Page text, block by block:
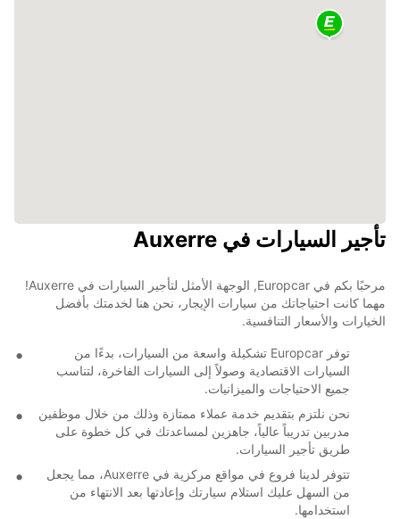
تأجير السيارات في Auxerre
مرحبًا بكم في Europcar, الوجهة الأمثل لتأجير السيارات في Auxerre!
مهما كانت احتياجاتك من سيارات الإيجار، نحن هنا لخدمتك بأفضل
الخيارات والأسعار التنافسية.
توفر Europcar تشكيلة واسعة من السيارات، بدءًا من
السيارات الاقتصادية وصولاً إلى السيارات الفاخرة، لتناسب
جميع الاحتياجات والميزانيات.
نحن نلتزم بتقديم خدمة عملاء ممتازة وذلك من خلال موظفين
مدربين تدريباً عالياً، جاهزين لمساعدتك في كل خطوة على
طريق تأجير السيارات.
تتوفر لدينا فروع في مواقع مركزية في Auxerre، مما يجعل
من السهل عليك استلام سيارتك وإعادتها بعد الانتهاء من
استخدامها.